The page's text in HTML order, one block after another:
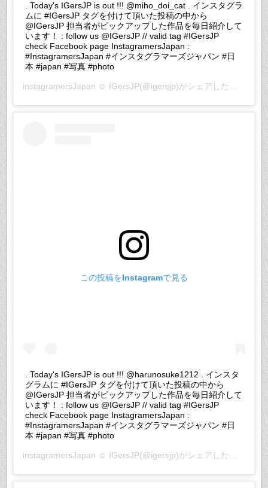
. Today's IGersJP is out !!! @miho_doi_cat . インスタグラ
ムに #IGersJP タグを付けて頂いた投稿の中から
@IGersJP 担当者がピックアップした作品を毎日紹介して
います！ : follow us @IGersJP // valid tag #IGersJP
check Facebook page InstagramersJapan :
#InstagramersJapan #インスタグラマーズジャパン #日
本 #japan #写真 #photo
instagramersJapan ☺︎ IGersJP(@igersjp)がシェアした投稿 –
この投稿をInstagramで見る
. Today's IGersJP is out !!! @harunosuke1212 . インスタ
グラムに #IGersJP タグを付けて頂いた投稿の中から
@IGersJP 担当者がピックアップした作品を毎日紹介して
います！ : follow us @IGersJP // valid tag #IGersJP
check Facebook page InstagramersJapan :
#InstagramersJapan #インスタグラマーズジャパン #日
本 #japan #写真 #photo
instagramersJapan ☺︎ IGersJP(@igersjp)がシェアした投稿 –